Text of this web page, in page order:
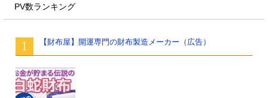
PV数ランキング
【財布屋】開運専門の財布製造メーカー（広告）